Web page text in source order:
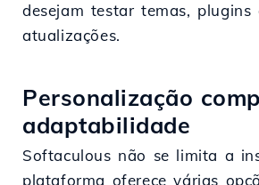
desejam testar temas, plugins
atualizações.
Personalização
adaptabilidade
Softaculous não se limita a
plataforma oferece várias